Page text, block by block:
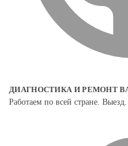
ДИАГНОСТИКА И РЕМОНТ
Работаем по всей стране. Выезд.